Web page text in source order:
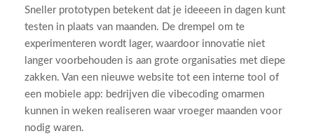
Sneller prototypen betekent dat je ideeeen in dagen kunt
testen in plaats van maanden. De drempel om te
experimenteren wordt lager, waardoor innovatie niet
langer voorbehouden is aan grote organisaties met diepe
zakken. Van een nieuwe website tot een interne tool of
een mobiele app: bedrijven die vibecoding omarmen
kunnen in weken realiseren waar vroeger maanden voor
nodig waren.